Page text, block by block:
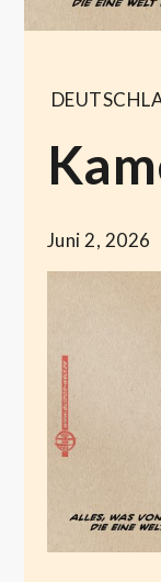
Juni 2, 2026